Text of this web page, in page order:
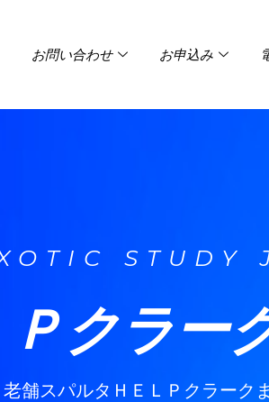
お問い合わせ お申込み
STUDY
クラー
老舗スパルタＨＥＬＰクラーク